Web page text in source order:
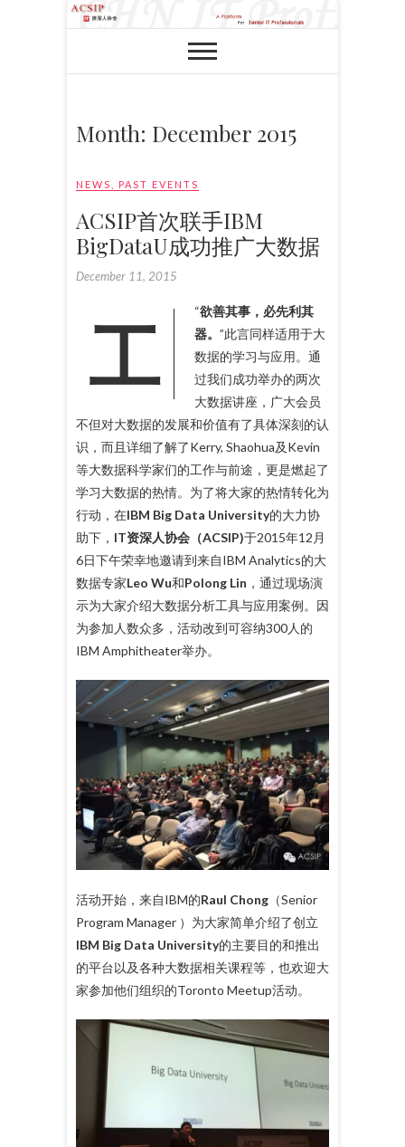
Month: December 2015
NEWS PAST EVENTS
ACSIP首次联手IBM
BigDataU成功推广大数据
December 11, 2015
“
工欲善其事，必先利其 器。 ”此言同样适用于大
数据的学习与应用。通
过我们成功举办的两次
大数据讲座，广大会员
不但对大数据的发展和价值有了具体深刻的认
识，而且详细了解了Kerry, Shaohua及Kevin
等大数据科学家们的工作与前途，更是燃起了
学习大数据的热情。为了将大家的热情转化为
行动，在IBM Big Data University的大力协
助下， IT资深人协会（ACSIP)于2015年12月
6日下午荣幸地邀请到来自IBM Analytics的大
数据专家Leo Wu和Polong Lin ，通过现场演
示为大家介绍大数据分析工具与应用案例。因
为参加人数众多，活动改到可容纳300人的
IBM Amphitheater举办。
活动开始，来自IBM的Raul Chong （Senior
Program Manager ）为大家简单介绍了创立
IBM Big Data University的主要目的和推出
的平台以及各种大数据相关课程等，也欢迎大
家参加他们组织的Toronto Meetup活动。